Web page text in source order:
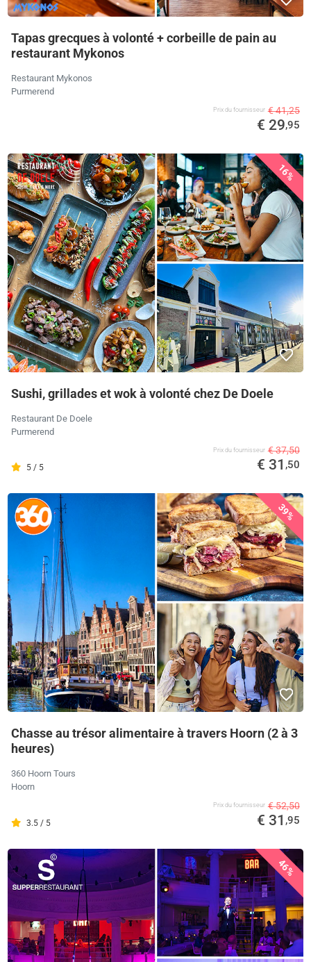
Tapas grecques à volonté + corbeille de pain au
restaurant Mykonos
Restaurant Mykonos
Purmerend
Prix ​​du fournisseur € 41,25
€ 29,95
16%
Sushi, grillades et wok à volonté chez De Doele
Restaurant De Doele
Purmerend
5 / 5
Prix ​​du fournisseur € 37,50
€ 31 ,50
39%
Chasse au trésor alimentaire à travers Hoorn (2 à 3
heures)
360 Hoorn Tours
Hoorn
3.5 / 5
Prix ​​du fournisseur € 52,50
€ 31 ,95
46%